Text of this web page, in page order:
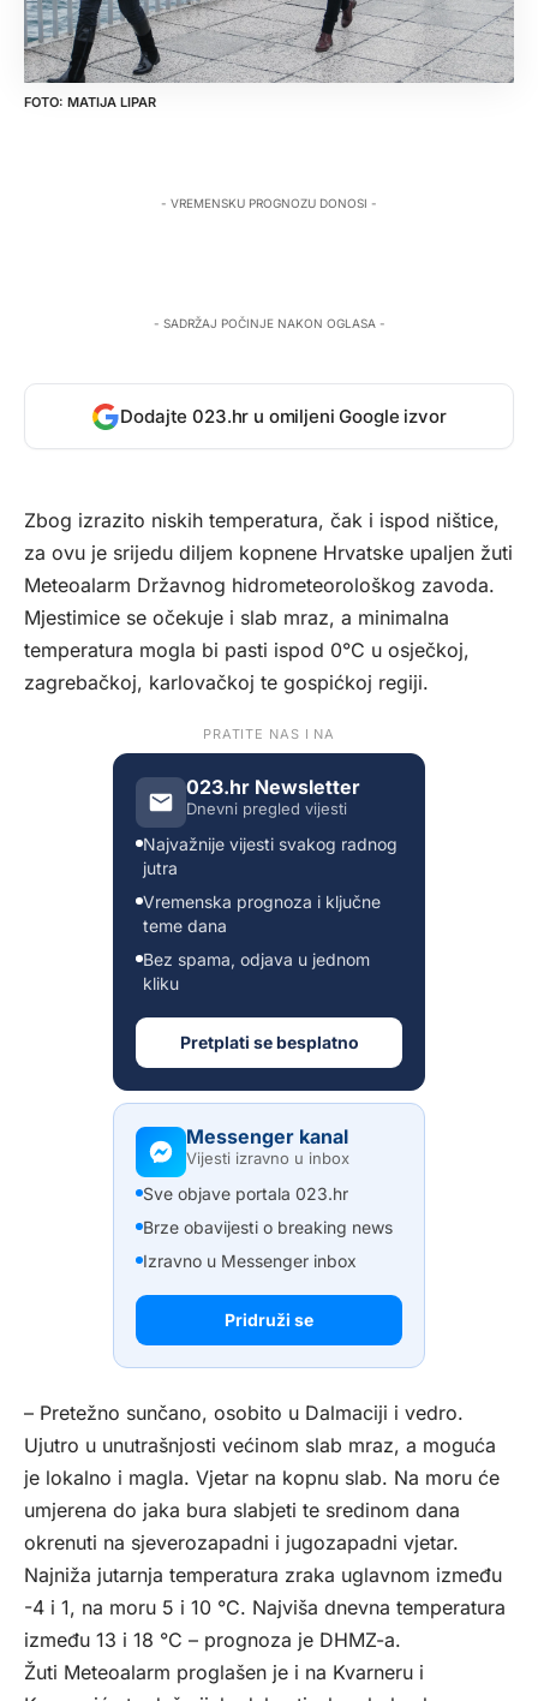
MATIJA LIPAR
- VREMENSKU PROGNOZU DONOSI -
- SADRŽAJ POČINJE NAKON OGLASA -
Dodajte 023.hr u omiljeni Google izvor
Zbog izrazito niskih temperatura, čak i ispod ništice,
za ovu je srijedu diljem kopnene Hrvatske upaljen žuti
Meteoalarm Državnog hidrometeorološkog zavoda.
Mjestimice se očekuje i slab mraz, a minimalna
temperatura mogla bi pasti ispod 0°C u osječkoj,
zagrebačkoj, karlovačkoj te gospićkoj regiji.
PRATITE NAS I NA
023.hr Newsletter
Dnevni pregled vijesti
Najvažnije vijesti svakog radnog
jutra
Vremenska prognoza i ključne
teme dana
Bez spama, odjava u jednom
kliku
Pretplati se besplatno
Messenger kanal
Vijesti izravno u inbox
Sve objave portala 023.hr
Brze obavijesti o breaking news
Izravno u Messenger inbox
Pridruži se
– Pretežno sunčano, osobito u Dalmaciji i vedro.
Ujutro u unutrašnjosti većinom slab mraz, a moguća
je lokalno i magla. Vjetar na kopnu slab. Na moru će
umjerena do jaka bura slabjeti te sredinom dana
okrenuti na sjeverozapadni i jugozapadni vjetar.
Najniža jutarnja temperatura zraka uglavnom između
-4 i 1, na moru 5 i 10 °C. Najviša dnevna temperatura
između 13 i 18 °C – prognoza je DHMZ-a.
Žuti Meteoalarm proglašen je i na Kvarneru i